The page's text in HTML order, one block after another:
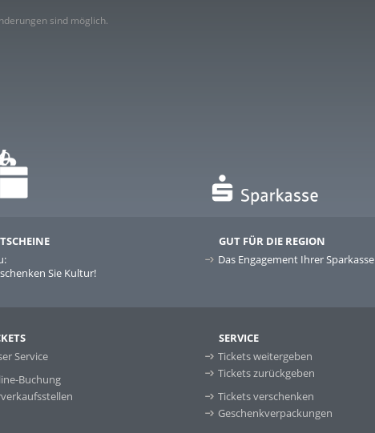
sind möglich.
Sie Kultur!
GUT FÜR DIE REGION
Das Engagement Ihrer Sparkasse
Service
Buchung
SERVICE
Tickets weitergeben
Tickets zurückgeben
Tickets verschenken
Geschenkverpackungen